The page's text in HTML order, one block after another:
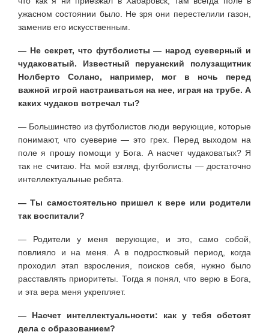
ужасном состоянии было. Не зря они перестелили газон,
заменив его искусственным.
— Не секрет, что футболисты — народ суеверный и
чудаковатый. Известный перуанский полузащитник
Нолберто Солано, например, мог в ночь перед
важной игрой настраиваться на нее, играя на трубе. А
каких чудаков встречал ты?
— Большинство из футболистов люди верующие, которые
понимают, что суеверие — это грех. Перед выходом на
поле я прошу помощи у Бога. А насчет чудаковатых? Я
так не считаю. На мой взгляд, футболисты — достаточно
интеллектуальные ребята.
— Ты самостоятельно пришел к вере или родители
так воспитали?
— Родители у меня верующие, и это, само собой,
повлияло и на меня. А в подростковый период, когда
проходил этап взросления, поисков себя, нужно было
расставлять приоритеты. Тогда я понял, что верю в Бога,
и эта вера меня укрепляет.
— Насчет интеллектуальности: как у тебя обстоят
дела с образованием?